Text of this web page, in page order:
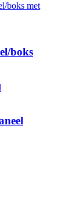
boks